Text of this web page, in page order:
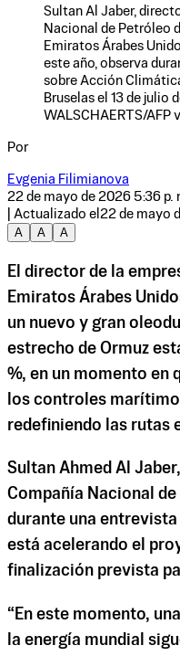
Sultan Al Jaber,
Nacional de Petróleo
Emiratos Árabes
este año, observa
sobre Acción
Bruselas el 13 de julio
WALSCHAERTS/AFP
Por
Evgenia Filimianova
22 de mayo de 2026 5:36 p.
| Actualizado el 22 de mayo
A
A A
El director de la
Emiratos Árabes
un nuevo y gran
estrecho de Ormuz
%, en un momento en
los controles
redefiniendo las rutas
Sultan Ahmed Al
Compañía Nacional
durante una
está acelerando el
finalización prevista
“En este momento,
la energía mundial